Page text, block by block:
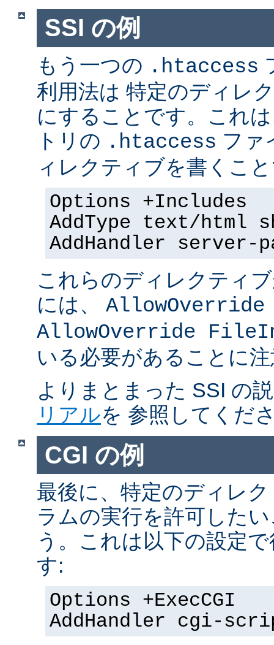
SSI の例
もう一つの .htaccess
利用法は 特定のディレ
にすることです。これ
トリの .htaccess ファ
ィレクティブを書くこ
Options +Includes
AddType text/html
AddHandler server-
これらのディレクティ
には、 AllowOverride
AllowOverride
いる必要があることに
よりまとまった SSI の
リアルを 参照してくだ
CGI の例
最後に、特定のディレ
ラムの実行を許可した
う。これは以下の設定
す:
Options +ExecCGI
AddHandler cgi-